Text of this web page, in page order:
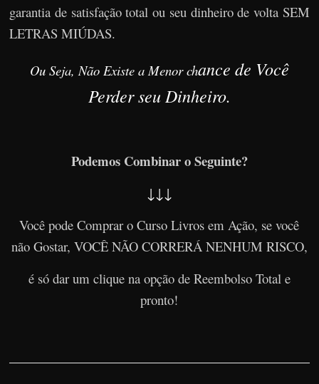
garantia de satisfação total ou seu dinheiro de volta SEM
LETRAS MIÚDAS.
Ou Seja, Não Existe a Menor chance de Você
Perder seu Dinheiro.
Podemos Combinar o Seguinte?
↓↓↓
Você pode Comprar o Curso Livros em Ação, se você
não Gostar, VOCÊ NÃO CORRERÁ NENHUM RISCO,
é só dar um clique na opção de Reembolso Total e
pronto!